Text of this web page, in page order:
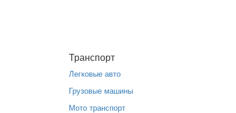
Транспорт
Легковые авто
Грузовые машины
Мото транспорт